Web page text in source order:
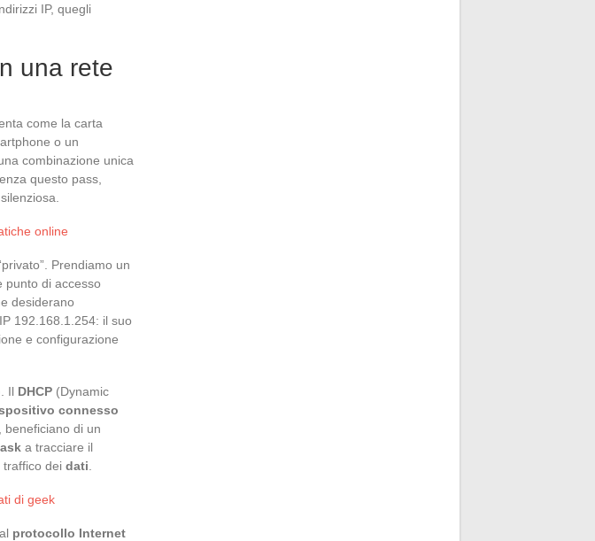
IP, quegli
una rete
come la carta
o un
una combinazione unica
questo pass,
online
Prendiamo un
punto di accesso
desiderano
192.168.1.254: il suo
e configurazione
. Il DHCP (Dynamic
connesso
beneficiano di un
a tracciare il
traffico dei dati
di geek
protocollo Internet